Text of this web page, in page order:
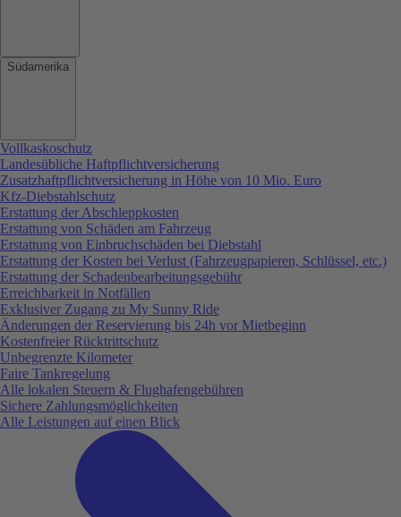
Südamerika
Vollkaskoschutz
Landesübliche Haftpflichtversicherung
Zusatzhaftpflichtversicherung in Höhe von 10 Mio. Euro
Kfz-Diebstahlschutz
Erstattung der Abschleppkosten
Erstattung von Schäden am Fahrzeug
Erstattung von Einbruchschäden bei Diebstahl
Erstattung der Kosten bei Verlust (Fahrzeugpapieren, Schlüssel, etc.)
Erstattung der Schadenbearbeitungsgebühr
Erreichbarkeit in Notfällen
Exklusiver Zugang zu My Sunny Ride
Änderungen der Reservierung bis 24h vor Mietbeginn
Kostenfreier Rücktrittschutz
Unbegrenzte Kilometer
Faire Tankregelung
Alle lokalen Steuern & Flughafengebühren
Sichere Zahlungsmöglichkeiten
Alle Leistungen auf einen Blick